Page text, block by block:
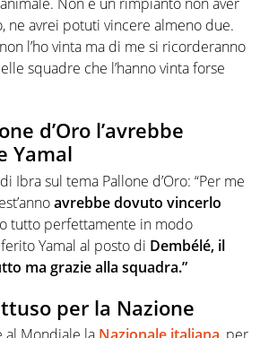
ne avrei potuti vincere almeno due.
l’ho vinta ma di me si ricorderanno
squadre che l’hanno vinta forse
d’Oro l’avrebbe
Yamal
Ibra sul tema Pallone d’Oro: “Per me
avrebbe dovuto vincerlo
tutto perfettamente in modo
Yamal al posto di Dembélé, il
ma grazie alla squadra.”
per la Nazione